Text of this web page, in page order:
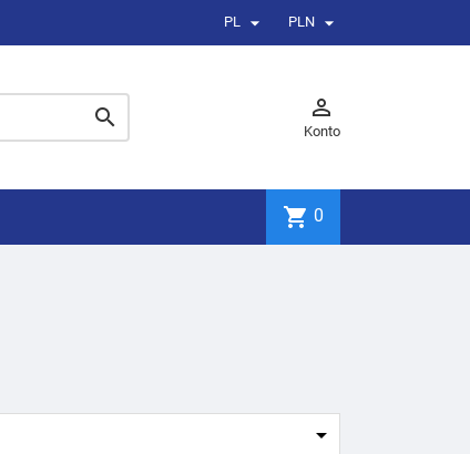
PL  PLN 
 
Konto
shopping_cart 0
